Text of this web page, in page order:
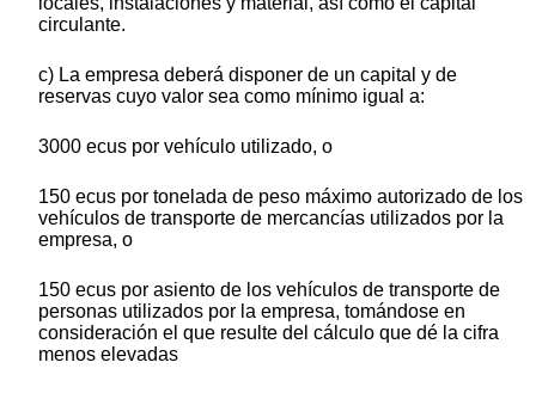
circulante.
c) La empresa deberá disponer de un capital y de
reservas cuyo valor sea como mínimo igual a:
3000 ecus por vehículo utilizado, o
150 ecus por tonelada de peso máximo autorizado de los
vehículos de transporte de mercancías utilizados por la
empresa, o
150 ecus por asiento de los vehículos de transporte de
personas utilizados por la empresa, tomándose en
consideración el que resulte del cálculo que dé la cifra
menos elevadas